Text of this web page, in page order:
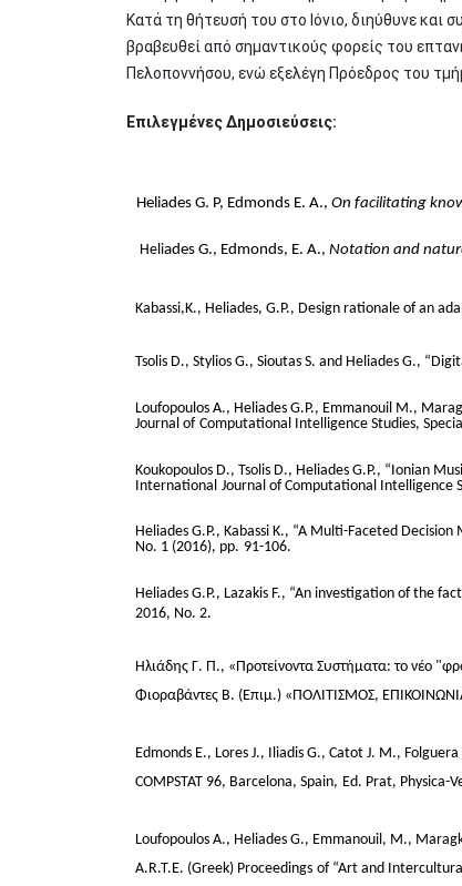
Κατά τη θήτευσή του στο Ιόνιο, διηύθυνε και
βραβευθεί από σημαντικούς φορείς του
Πελοποννήσου, ενώ εξελέγη Πρόεδρος του
Επιλεγμένες Δημοσιεύσεις:
Heliades G. P, Edmonds E. A., On facilitating
Heliades G., Edmonds, E. A., Notation and
Kabassi,K., Heliades, G.P., Design rationale of an
Tsolis D., Stylios G., Sioutas S. and Heliades G.,
Loufopoulos A., Heliades G.P., Emmanouil M.,
Journal of Computational Intelligence Studies,
Koukopoulos D., Tsolis D., Heliades G.P., “Ionian
International Journal of Computational Intelligence
Heliades G.P., Kabassi K., “A Multi-Faceted
No. 1 (2016), pp. 91-106.
Heliades G.P., Lazakis F., “An investigation of the
2016, No. 2.
Ηλιάδης Γ. Π., «Προτείνοντα Συστήματα: το νέο
Φιοραβάντες Β. (Επιμ.) «ΠΟΛΙΤΙΣΜΟΣ,
Edmonds E., Lores J., Iliadis G., Catot J. M., Folguera
COMPSTAT 96, Barcelona, Spain, Ed. Prat, Physica-
Loufopoulos A., Heliades G., Emmanouil, M.,
A.R.T.E. (Greek) Proceedings of “Art and